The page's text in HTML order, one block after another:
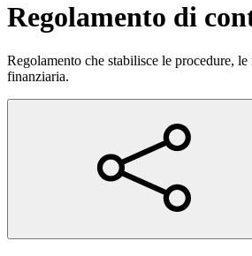
Regolamento di
Regolamento che stabilisce le procedure,
finanziaria.